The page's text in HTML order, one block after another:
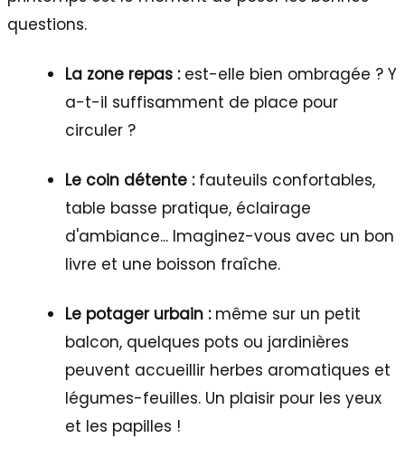
questions.
La zone repas :est-elle bien ombragée ? Y
a-t-il suffisamment de place pour
circuler ?
Le coin détente :fauteuils confortables,
table basse pratique, éclairage
d'ambiance... Imaginez-vous avec un bon
livre et une boisson fraîche.
Le potager urbain :même sur un petit
balcon, quelques pots ou jardinières
peuvent accueillir herbes aromatiques et
légumes-feuilles. Un plaisir pour les yeux
et les papilles !